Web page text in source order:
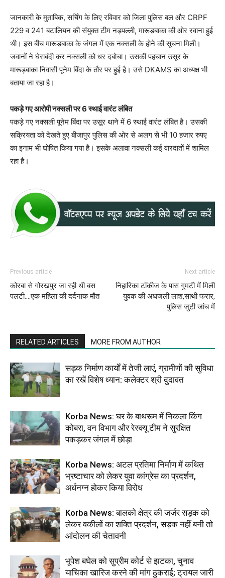
जानकारी के मुताबिक, सर्चिंग के लिए रविवार को जिला पुलिस बल और CRPF
229 व 241 बटालियन की संयुक्त टीम नड़पल्ली, मारूड़बाका की ओर रवाना हुई
थी। इस बीच मारूड़बाका के जंगल में एक नक्सली के होने की सूचना मिली।
जवानों ने घेराबंदी कर नक्सली को धर दबोचा। उसकी पहचान उसूर के
मारूड़बाका निवासी पूनेम बिंदा के तौर पर हुई है। उसे DKAMS का अध्यक्ष भी
बताया जा रहा है।
पकड़े गए आरोपी नक्सली पर 6 स्थाई वारंट लंबित
पकड़े गए नक्सली पूनेम बिंदा पर उसूर थाने में 6 स्थाई वारंट लंबित है। उसकी
सक्रियता को देखते हुए बीजापुर पुलिस की ओर से अलग से भी 10 हजार रुपए
का इनाम भी घोषित किया गया है। इसके अलावा नक्सली कई वारदातों में शामिल
रहा है।
Previous article
कोरबा से गोरखपुर जा रही थी बस
पलटी….एक महिला की दर्दनाक मौत
Next article
निहारिका टॉकीज के पास गुमटी में मिली
युवक की अधजली लाश,साथी फरार,
पुलिस जुटी जांच में
RELATED ARTICLES MORE FROM AUTHOR
सड़क निर्माण कार्यों में तेजी लाएं, ग्रामीणों की सुविधा
का रखें विशेष ध्यान: कलेक्टर श्री दुदावत
Korba News: घर के बाथरूम में निकला किंग
कोबरा, वन विभाग और रेस्क्यू टीम ने सुरक्षित
पकड़कर जंगल में छोड़ा
Korba News: अटल प्रतिमा निर्माण में कथित
भ्रष्टाचार को लेकर युवा कांग्रेस का प्रदर्शन,
अर्धनग्न होकर किया विरोध
Korba News: बालको क्षेत्र की जर्जर सड़क को
लेकर वकीलों का शक्ति प्रदर्शन, सड़क नहीं बनी तो
आंदोलन की चेतावनी
भूपेश बघेल को सुप्रीम कोर्ट से झटका, चुनाव
याचिका खारिज करने की मांग ठुकराई; ट्रायल जारी